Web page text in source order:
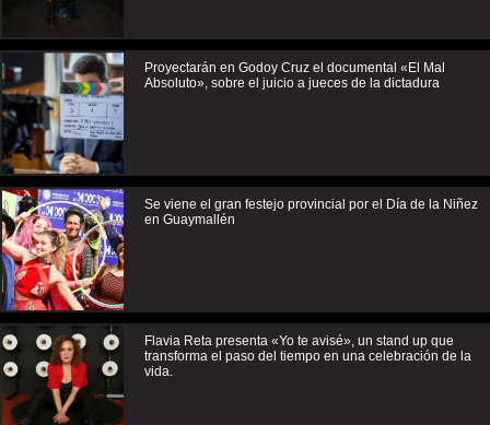
Proyectarán en Godoy Cruz el documental «El Mal
Absoluto», sobre el juicio a jueces de la dictadura
Se viene el gran festejo provincial por el Día de la Niñez
en Guaymallén
Flavia Reta presenta «Yo te avisé», un stand up que
transforma el paso del tiempo en una celebración de la
vida.